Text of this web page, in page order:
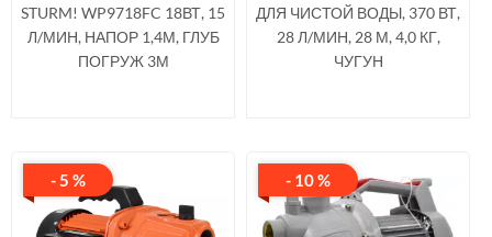
STURM! WP9718FC 18ВТ, 15
Л/МИН, НАПОР 1,4М, ГЛУБ
ПОГРУЖ 3М
ДЛЯ ЧИСТОЙ ВОДЫ, 370 ВТ,
28 Л/МИН, 28 М, 4,0 КГ,
ЧУГУН
- 5 % - 10 %